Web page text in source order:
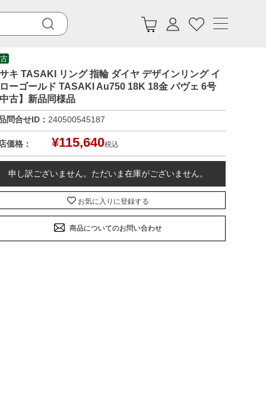
キ TASAKI リング 指輪 ダイヤ デザインリング イ
ーゴールド TASAKI Au750 18K 18金 パヴェ 6号
古】新品同様品
問合せID： 240500545187
価格： ¥115,640税込
申し訳ございません。ただいま在庫がございません。
お気に入りに登録する
商品についてのお問い合わせ